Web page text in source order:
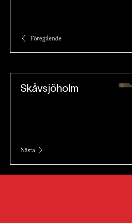
Föregående
Skåvsjöholm
Nästa